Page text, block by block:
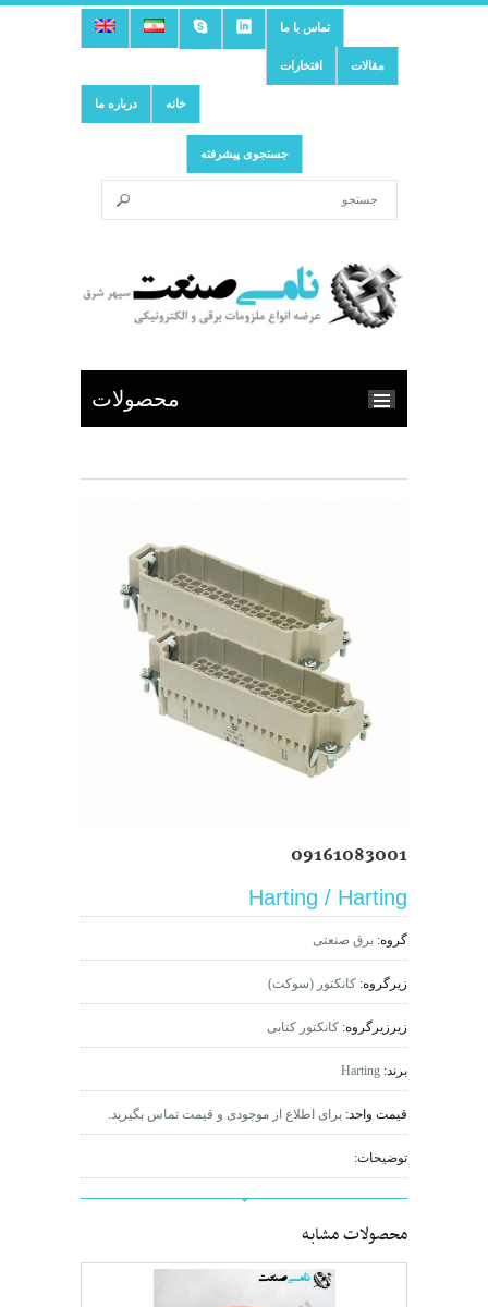
تماس با ما
افتخارات مقالات
درباره ما خانه
جستجوی پیشرفته
محصولات
09161083001
Harting / Harting
گروه: برق صنعتی
زیرگروه: کانکتور (سوکت)
زیرزیرگروه: کانکتور کتابی
برند: Harting
قیمت واحد: برای اطلاع از موجودی و قیمت تماس بگیرید.
توضیحات:
محصولات مشابه